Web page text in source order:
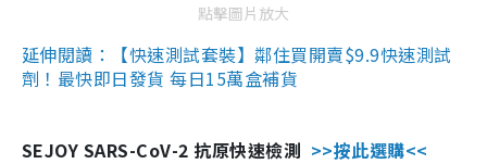
點擊圖片放大
延伸閱讀：【快速測試套裝】鄰住買開賣$9.9快速測試
劑！最快即日發貨 每日15萬盒補貨
SEJOY SARS-CoV-2 抗原快速檢測 >>按此選購<<